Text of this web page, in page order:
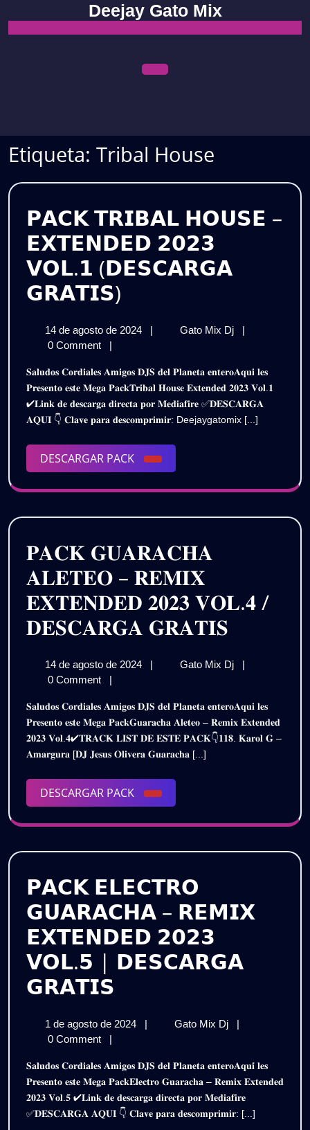
content
Deejay Gato Mix
Etiqueta: Tribal House
𝗣𝗔𝗖𝗞 𝗧𝗥𝗜𝗕𝗔𝗟 𝗛𝗢𝗨𝗦𝗘 –
𝗘𝗫𝗧𝗘𝗡𝗗𝗘𝗗 𝟮𝟬𝟮𝟯
𝗩𝗢𝗟.𝟭 (𝗗𝗘𝗦𝗖𝗔𝗥𝗚𝗔
𝗚𝗥𝗔𝗧𝗜𝗦)
𝗛𝗢𝗨𝗦𝗘
–
𝗘𝗫𝗧𝗘𝗡𝗗𝗘𝗗
𝟮𝟬𝟮𝟯
𝗩𝗢𝗟.𝟭
(𝗗𝗘𝗦𝗖𝗔𝗥𝗚𝗔
𝗚𝗥𝗔𝗧𝗜𝗦)
14 de agosto de 2024
14
de
2024
| Gato Mix Dj
𝗣𝗔𝗖𝗞
–
𝗘𝗫𝗧𝗘𝗡𝗗𝗘𝗗
𝟮𝟬𝟮𝟯
𝗩𝗢𝗟.𝟭
|
0 Comment
|
𝐒𝐚𝐥𝐮𝐝𝐨𝐬 𝐂𝐨𝐫𝐝𝐢𝐚𝐥𝐞𝐬 𝐀𝐦𝐢𝐠𝐨𝐬 𝐃𝐉𝐒 𝐝𝐞𝐥 𝐏𝐥𝐚𝐧𝐞𝐭𝐚 𝐞𝐧𝐭𝐞𝐫𝐨𝐀𝐪𝐮𝐢 𝐥𝐞𝐬
𝐏𝐫𝐞𝐬𝐞𝐧𝐭𝐨 𝐞𝐬𝐭𝐞 𝐌𝐞𝐠𝐚 𝐏𝐚𝐜𝐤𝐓𝐫𝐢𝐛𝐚𝐥 𝐇𝐨𝐮𝐬𝐞 𝐄𝐱𝐭𝐞𝐧𝐝𝐞𝐝 𝟐𝟎𝟐𝟑 𝐕𝐨𝐥.𝟏
✔𝐋𝐢𝐧𝐤 𝐝𝐞 𝐝𝐞𝐬𝐜𝐚𝐫𝐠𝐚 𝐝𝐢𝐫𝐞𝐜𝐭𝐚 𝐩𝐨𝐫 𝐌𝐞𝐝𝐢𝐚𝐟𝐢𝐫𝐞 ✅𝐃𝐄𝐒𝐂𝐀𝐑𝐆𝐀
𝐀𝐐𝐔𝐈 👇 𝐂𝐥𝐚𝐯𝐞 𝐩𝐚𝐫𝐚 𝐝𝐞𝐬𝐜𝐨𝐦𝐩𝐫𝐢𝐦𝐢𝐫: Deejaygatomix [...]
DESCARGAR PACK
DESCARGAR
PACK
𝐏𝐀𝐂𝐊 𝐆𝐔𝐀𝐑𝐀𝐂𝐇𝐀
𝐀𝐋𝐄𝐓𝐄𝐎 – 𝐑𝐄𝐌𝐈𝐗
𝐄𝐗𝐓𝐄𝐍𝐃𝐄𝐃 𝟐𝟎𝟐𝟑 𝐕𝐎𝐋.𝟒 /
𝐃𝐄𝐒𝐂𝐀𝐑𝐆𝐀 𝐆𝐑𝐀𝐓𝐈𝐒
–
𝐑𝐄𝐌𝐈𝐗
/
14 de agosto de 2024
14
de
2024
| Gato Mix Dj
𝐏𝐀𝐂𝐊
–
𝐑𝐄𝐌𝐈𝐗
𝐄𝐗𝐓𝐄𝐍𝐃𝐄𝐃
|
0 Comment
|
𝐒𝐚𝐥𝐮𝐝𝐨𝐬 𝐂𝐨𝐫𝐝𝐢𝐚𝐥𝐞𝐬 𝐀𝐦𝐢𝐠𝐨𝐬 𝐃𝐉𝐒 𝐝𝐞𝐥 𝐏𝐥𝐚𝐧𝐞𝐭𝐚 𝐞𝐧𝐭𝐞𝐫𝐨𝐀𝐪𝐮𝐢 𝐥𝐞𝐬
𝐏𝐫𝐞𝐬𝐞𝐧𝐭𝐨 𝐞𝐬𝐭𝐞 𝐌𝐞𝐠𝐚 𝐏𝐚𝐜𝐤𝐆𝐮𝐚𝐫𝐚𝐜𝐡𝐚 𝐀𝐥𝐞𝐭𝐞𝐨 – 𝐑𝐞𝐦𝐢𝐱 𝐄𝐱𝐭𝐞𝐧𝐝𝐞𝐝
𝟐𝟎𝟐𝟑 𝐕𝐨𝐥.𝟒✔𝐓𝐑𝐀𝐂𝐊 𝐋𝐈𝐒𝐓 𝐃𝐄 𝐄𝐒𝐓𝐄 𝐏𝐀𝐂𝐊👇𝟏𝟏𝟖. 𝐊𝐚𝐫𝐨𝐥 𝐆 –
𝐀𝐦𝐚𝐫𝐠𝐮𝐫𝐚 [𝐃𝐉 𝐉𝐞𝐬𝐮𝐬 𝐎𝐥𝐢𝐯𝐞𝐫𝐚 𝐆𝐮𝐚𝐫𝐚𝐜𝐡𝐚 [...]
DESCARGAR PACK
DESCARGAR
PACK
𝗣𝗔𝗖𝗞 𝗘𝗟𝗘𝗖𝗧𝗥𝗢
𝗚𝗨𝗔𝗥𝗔𝗖𝗛𝗔 – 𝗥𝗘𝗠𝗜𝗫
𝗘𝗫𝗧𝗘𝗡𝗗𝗘𝗗 𝟮𝟬𝟮𝟯
𝗩𝗢𝗟.𝟱 | 𝗗𝗘𝗦𝗖𝗔𝗥𝗚𝗔
𝗚𝗥𝗔𝗧𝗜𝗦
𝗚𝗨𝗔𝗥𝗔𝗖𝗛𝗔
–
𝗥𝗘𝗠𝗜𝗫
𝗘𝗫𝗧𝗘𝗡𝗗𝗘𝗗
1 de agosto de 2024
de
2024
| Gato Mix Dj
𝗣𝗔𝗖𝗞
–
𝗥𝗘𝗠𝗜𝗫
𝗘𝗫𝗧𝗘𝗡𝗗𝗘𝗗
𝟮𝟬𝟮𝟯
|
0 Comment
|
𝐒𝐚𝐥𝐮𝐝𝐨𝐬 𝐂𝐨𝐫𝐝𝐢𝐚𝐥𝐞𝐬 𝐀𝐦𝐢𝐠𝐨𝐬 𝐃𝐉𝐒 𝐝𝐞𝐥 𝐏𝐥𝐚𝐧𝐞𝐭𝐚 𝐞𝐧𝐭𝐞𝐫𝐨𝐀𝐪𝐮𝐢́ 𝐥𝐞𝐬
𝐏𝐫𝐞𝐬𝐞𝐧𝐭𝐨 𝐞𝐬𝐭𝐞 𝐌𝐞𝐠𝐚 𝐏𝐚𝐜𝐤𝐄𝐥𝐞𝐜𝐭𝐫𝐨 𝐆𝐮𝐚𝐫𝐚𝐜𝐡𝐚 – 𝐑𝐞𝐦𝐢𝐱 𝐄𝐱𝐭𝐞𝐧𝐝𝐞𝐝
𝟐𝟎𝟐𝟑 𝐕𝐨𝐥.𝟓 ✔𝐋𝐢𝐧𝐤 𝐝𝐞 𝐝𝐞𝐬𝐜𝐚𝐫𝐠𝐚 𝐝𝐢𝐫𝐞𝐜𝐭𝐚 𝐩𝐨𝐫 𝐌𝐞𝐝𝐢𝐚𝐟𝐢𝐫𝐞
✅𝐃𝐄𝐒𝐂𝐀𝐑𝐆𝐀 𝐀𝐐𝐔𝐈 👇 𝐂𝐥𝐚𝐯𝐞 𝐩𝐚𝐫𝐚 𝐝𝐞𝐬𝐜𝐨𝐦𝐩𝐫𝐢𝐦𝐢𝐫: [...]